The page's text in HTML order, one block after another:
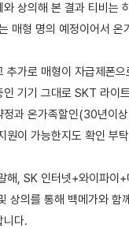
와 상의해 본 결과 티비는
매형 명의 예정이어서 온
추가로 매형이 자급제폰
인 기기 그대로 SKT 라이
정과 온가족할인(30년이
원이 가능한지도 확인 부
해, SK 인터넷+와이파이
상의를 통해 백메가와 함
니다.